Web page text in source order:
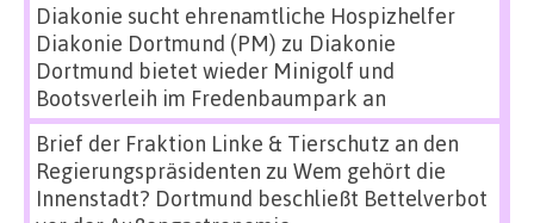
Diakonie sucht ehrenamtliche Hospizhelfer
Diakonie Dortmund (PM) zu Diakonie
Dortmund bietet wieder Minigolf und
Bootsverleih im Fredenbaumpark an
Brief der Fraktion Linke & Tierschutz an den
Regierungspräsidenten zu Wem gehört die
Innenstadt? Dortmund beschließt Bettelverbot